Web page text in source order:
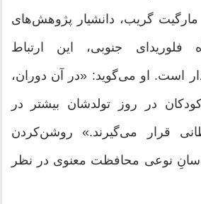
مارگیت گریب، دانشیار پژوهش‌های
فلوریدای جنوبی، این ارتباط
است. او می‌گوید: «در آن دوران،
در روز تولدشان بیشتر در
قرار می‌گیرند.» روشن‌کردن
نوعی محافظت معنوی در نظر